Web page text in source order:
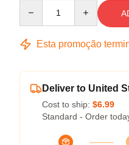
Esta promoção
Deliver to United
Cost to ship: $6.99
Standard - Order